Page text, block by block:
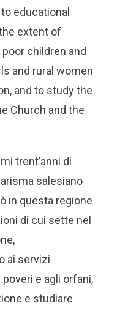
educational
extent of
children and
and rural women
and to study the
Church and the
trent’anni di
salesiano
in questa regione
di cui sette nel
ai servizi
e agli orfani,
e studiare